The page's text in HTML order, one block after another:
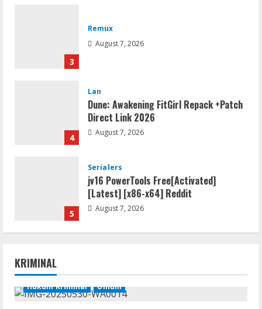
3
Remux
August 7, 2026
4
Lan
Dune: Awakening FitGirl Repack +Patch
Direct Link 2026
August 7, 2026
5
Serialers
jv16 PowerTools Free[Activated]
[Latest] [x86-x64] Reddit
August 7, 2026
1
KRIMINAL
Hukum Kriminal Umum